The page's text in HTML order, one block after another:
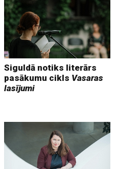
Siguldā notiks literārs
pasākumu cikls Vasaras
lasījumi